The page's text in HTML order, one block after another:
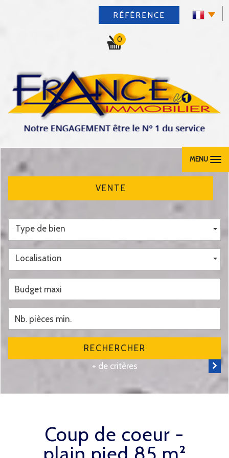
RÉFÉRENCE
0
MENU
VENTE
Type de bien
Localisation
RECHERCHER
+ de critères
coup de coeur -